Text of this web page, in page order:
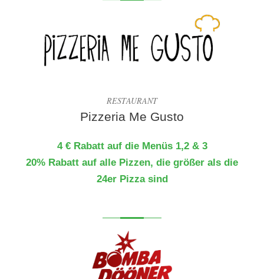
RESTAURANT
Pizzeria Me Gusto
4 € Rabatt auf die Menüs 1,2 & 3
20% Rabatt auf alle Pizzen, die größer als die
24er Pizza sind